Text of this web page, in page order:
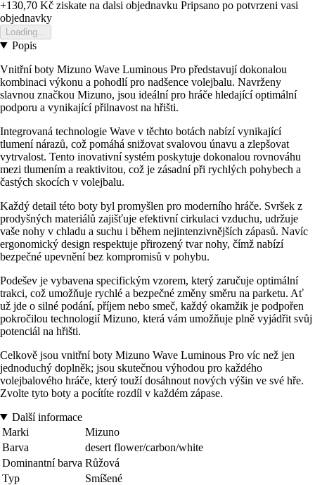
+130,70 Kč ziskate na dalsi objednavku Pripsano po potvrzeni vasi
objednavky
Loading...
Popis
Vnitřní boty Mizuno Wave Luminous Pro představují dokonalou
kombinaci výkonu a pohodlí pro nadšence volejbalu. Navrženy
slavnou značkou Mizuno, jsou ideální pro hráče hledající optimální
podporu a vynikající přilnavost na hřišti.
Integrovaná technologie Wave v těchto botách nabízí vynikající
tlumení nárazů, což pomáhá snižovat svalovou únavu a zlepšovat
vytrvalost. Tento inovativní systém poskytuje dokonalou rovnováhu
mezi tlumením a reaktivitou, což je zásadní při rychlých pohybech a
častých skocích v volejbalu.
Každý detail této boty byl promyšlen pro moderního hráče. Svršek z
prodyšných materiálů zajišťuje efektivní cirkulaci vzduchu, udržuje
vaše nohy v chladu a suchu i během nejintenzivnějších zápasů. Navíc
ergonomický design respektuje přirozený tvar nohy, čímž nabízí
bezpečné upevnění bez kompromisů v pohybu.
Podešev je vybavena specifickým vzorem, který zaručuje optimální
trakci, což umožňuje rychlé a bezpečné změny směru na parketu. Ať
už jde o silné podání, příjem nebo smeč, každý okamžik je podpořen
pokročilou technologií Mizuno, která vám umožňuje plně vyjádřit svůj
potenciál na hřišti.
Celkově jsou vnitřní boty Mizuno Wave Luminous Pro víc než jen
jednoduchý doplněk; jsou skutečnou výhodou pro každého
volejbalového hráče, který touží dosáhnout nových výšin ve své hře.
Zvolte tyto boty a pocítíte rozdíl v každém zápase.
Další informace
Marki
Mizuno
Barva
desert flower/carbon/white
Dominantní barva Růžová
Typ
Smíšené